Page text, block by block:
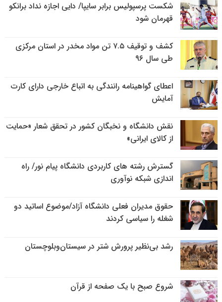
شکست پرسپولیس برابر سایپا/ دایی اجازه نداد برانکو
قهرمان شود
کشف و توقیف ۷.۵ تن مواد مخدر در استان مرکزی
طی سال ۹۶
اعطای گواهینامه رانندگی به اتباع خارجی دارای کارت
آمایش
نقش دانشگاه و نخبگان کشور در تحقق شعار «حمایت
از کالای ایرانی»
گسترش رشته های کاربردی دانشگاه پیام نور/ راه
اندازی شبکه نوآوری
حقوق مدیران فعلی دانشگاه آزاد/موضوع اساتید دو
شغله را سیاسی کردند
رشد بی‌نظیر پرورش شتر در سیستان‌وبلوچستان
شروع صبح با یک صفحه از قرآن